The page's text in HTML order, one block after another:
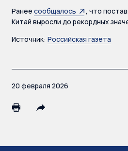
Ранее сообщалось
, что
Китай выросли до рекордных
Источник: Российская газета
20 февраля 2026